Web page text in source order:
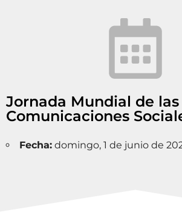
Jornada Mundial de las
Comunicaciones
Fecha: domingo, 1 de junio de